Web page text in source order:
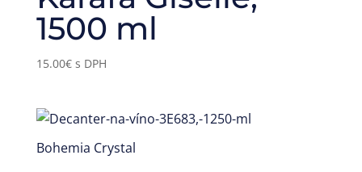
1500 ml
15.00€ s DPH
Bohemia Crystal